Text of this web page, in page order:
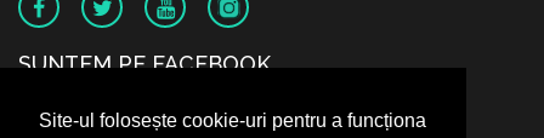
Site-ul folosește cookie-uri pentru a funcționa
SUNTEM PE FACEBOOK